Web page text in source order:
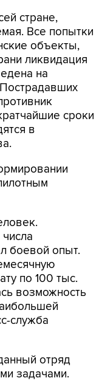
стране,
Все попытки
объекты,
ликвидация
на
сроки
в
боевой опыт.
по 100 тыс.
возможность
служба
отряд
задачами.